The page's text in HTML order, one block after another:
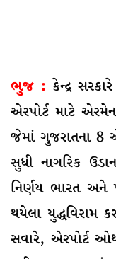
ભુજ : કેન્દ્ર
એરપોર્ટ માટે
જેમાં ગુજરાતના 8
સુધી નાગરિક
નિર્ણય ભારત અને
થયેલા યુદ્ધવિરામ
સવારે, એરપોર્ટ